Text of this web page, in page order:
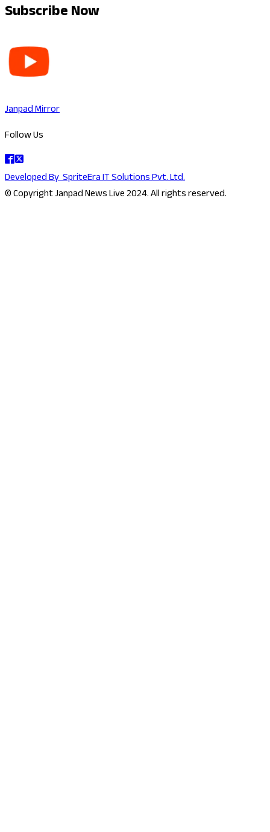
Subscribe Now
Janpad Mirror
Follow Us
Developed BySpriteEra IT Solutions Pvt. Ltd.
© Copyright Janpad News Live 2024. All rights reserved.